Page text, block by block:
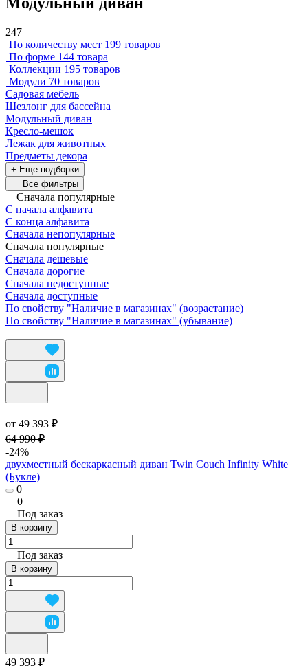
247
По количеству мест 199 товаров
По форме 144 товара
Коллекции 195 товаров
Модули 70 товаров
Садовая мебель
Шезлонг для бассейна
Модульный диван
Кресло-мешок
Лежак для животных
Предметы декора
+ Еще подборки
Все фильтры
Сначала популярные
С начала алфавита
С конца алфавита
Сначала непопулярные
Сначала популярные
Сначала дешевые
Сначала дорогие
Сначала недоступные
Сначала доступные
По свойству "Наличие в магазинах" (возрастание)
По свойству "Наличие в магазинах" (убывание)
от 49 393 ₽
64 990 ₽
-24%
двухместный бескаркасный диван Twin Couch Infinity White
(Букле)
0
0
Под заказ
В корзину
Под заказ
В корзину
49 393 ₽